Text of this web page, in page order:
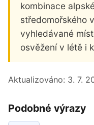
kombinace
středomořského
vyhledávané
osvěžení v létě i
Aktualizováno: 3. 7.
Podobné výrazy